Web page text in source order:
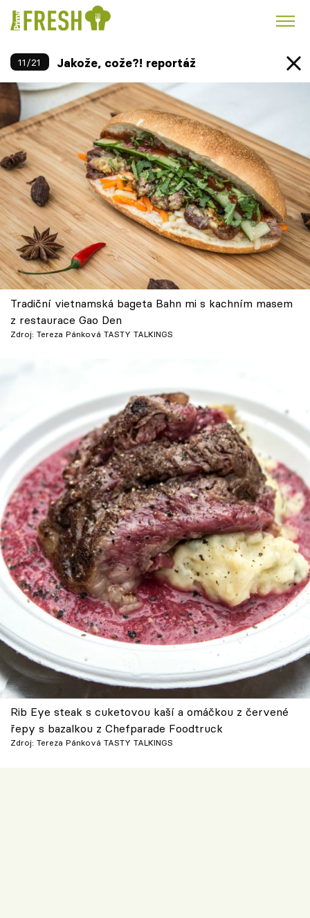
Trendy: Kuře Polévky k večeři Rychlé večeře
Česká kuchyně Čokoláda
Témata
Recepty
Články
TV Program
Škola vaření
Speciál: Cuketa
Těhotnej kuchař
Sledujte prima+
Přihlášení
Sledujte nás
11/21 Jakože, cože?! reportáž
Tradiční vietnamská bageta Bahn mi s kachním masem
z restaurace Gao Den
Zdroj: Tereza Pánková TASTY TALKINGS
Rib Eye steak s cuketovou kaší a omáčkou z červené
řepy s bazalkou z Chefparade Foodtruck
Zdroj: Tereza Pánková TASTY TALKINGS